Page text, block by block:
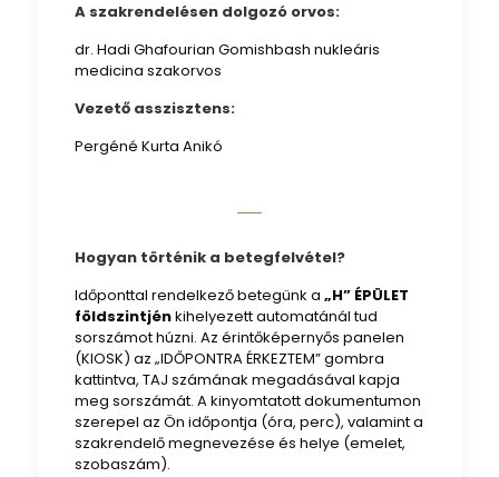
A szakrendelésen dolgozó orvos:
dr. Hadi Ghafourian Gomishbash nukleáris
medicina szakorvos
Vezető asszisztens:
Pergéné Kurta Anikó
Hogyan történik a betegfelvétel?
Időponttal rendelkező betegünk a „H” ÉPÜLET
földszintjénkihelyezett automatánál tud
sorszámot húzni. Az érintőképernyős panelen
(KIOSK) az „IDŐPONTRA ÉRKEZTEM” gombra
kattintva, TAJ számának megadásával kapja
meg sorszámát. A kinyomtatott dokumentumon
szerepel az Ön időpontja (óra, perc), valamint a
szakrendelő megnevezése és helye (emelet,
szobaszám).